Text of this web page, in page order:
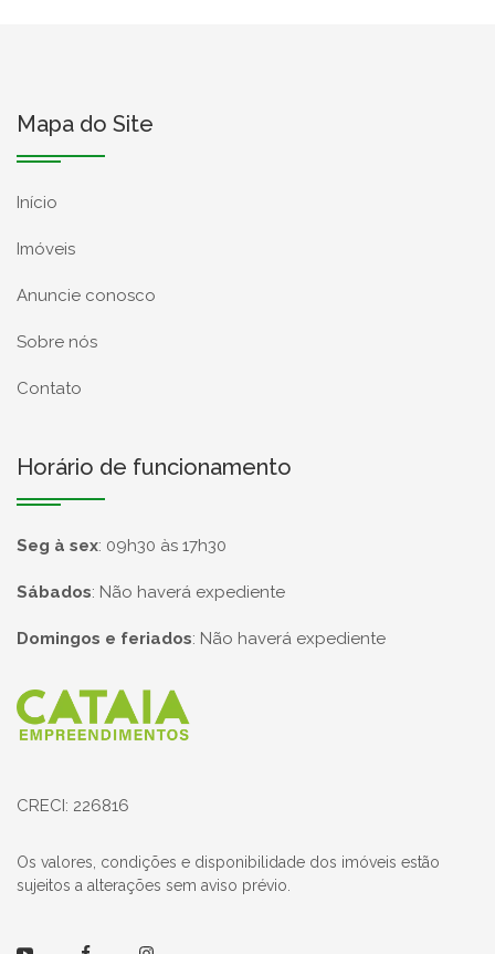
Mapa do Site
Início
Imóveis
Anuncie conosco
Sobre nós
Contato
Horário de funcionamento
Seg à sex: 09h30 às 17h30
Sábados: Não haverá expediente
Domingos e feriados: Não haverá expediente
Página inicial
CRECI: 226816
Os valores, condições e disponibilidade dos imóveis estão
sujeitos a alterações sem aviso prévio.